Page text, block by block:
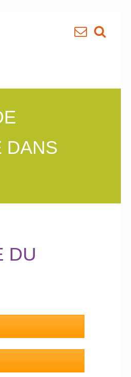
DANS
DU